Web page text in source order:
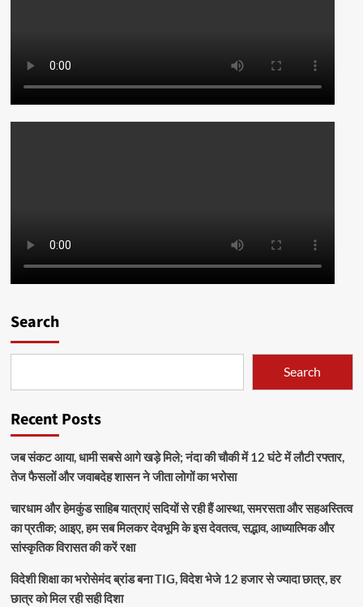
Search
Search
Recent Posts
जब संकट आया, धामी सबसे आगे खड़े मिले; नंदा की चौकी में 12 घंटे में लौटी रफ्तार,
तेज फैसलों और जवाबदेह शासन ने जीता लोगों का भरोसा
चारधाम और हेमकुंड साहिब यात्राएं सदियों से रही हैं आस्था, समरसता और सहअस्तित्व
का प्रतीक; आइए, हम सब मिलकर देवभूमि के इस देवतत्व, सद्भाव, आध्यात्मिक और
सांस्कृतिक विरासत की करें रक्षा
विदेशी शिक्षा का भरोसेमंद ब्रांड बना TIG, विदेश भेजे 12 हजार से ज्यादा छात्र, हर
छात्र को मिल रही सही दिशा